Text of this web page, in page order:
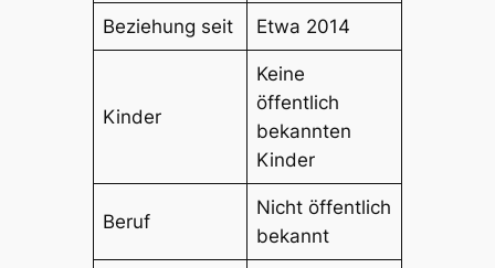
Beziehung seit Etwa 2014
Kinder
Keine
öffentlich
bekannten
Kinder
Beruf
Nicht öffentlich
bekannt